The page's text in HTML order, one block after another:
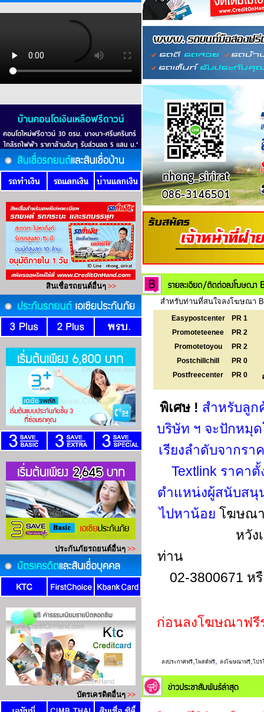
สำหรับท่านที่สนใจลงโฆษณา
Easypostcenter
PR 1
Promoteteenee
PR 2
Promotetoyou
PR 2
Postchillchill
PR 0
Postfreecenter
PR 0
พิเศษ ! สำหรับลูก
บริษัท ฯ จะปักหมุ
เรียงลำดับจากร
Textlink ราคา
ตำแหน่งผู้สนับสนุ
ไปหาน้อย โฆษณา
หวัง
ท่าน
02-3800671 ห
ก่อนลงโฆษณาฟ
ลงประกาศฟรี,โพสต์ฟรี, ลงโฆษณาฟรี,โปร